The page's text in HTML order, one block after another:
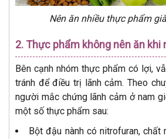
Nên ăn nhiều thực phẩm
2. Thực phẩm không nên ăn khi
Bên cạnh nhóm thực phẩm có lợi,
tránh để điều trị lãnh cảm. Theo
người mắc chứng lãnh cảm ở nam
một số thực phẩm sau:
Bột đậu nành có nitrofuran, chất